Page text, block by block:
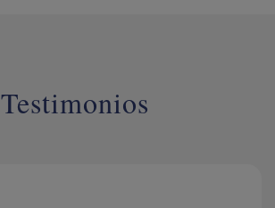
Testimonios